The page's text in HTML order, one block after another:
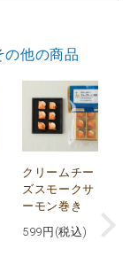
他の商品
クリームチー
ズスモークサ
ーモン巻き
599 円(税込)